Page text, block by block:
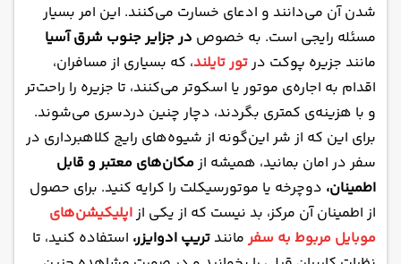
شدن آن می‌دانند و ادعای خسارت می‌کنند. این امر بسیار
مسئله رایجی است. به خصوص در جزایر جنوب شرق آسیا
مانند جزیره پوکت درتور تایلند، که بسیاری از مسافران،
اقدام به اجاره‌ی موتور یا اسکوتر می‌کنند، تا جزیره را راحت‌تر
و با هزینه‌ی کمتری بگردند، دچار چنین دردسری می‌شوند.
برای این که از شر این‌گونه از شیوه‌های رایج کلاهبرداری در
سفر در امان بمانید، همیشه ازمکان‌های معتبر و قابل
اطمینان، دوچرخه یا موتورسیکلت را کرایه کنید. برای حصول
از اطمینان آن مرکز، بد نیست که از یکی ازاپلیکیشن‌های
موبایل مربوط به سفرمانندتریپ ادوایزر، استفاده کنید، تا